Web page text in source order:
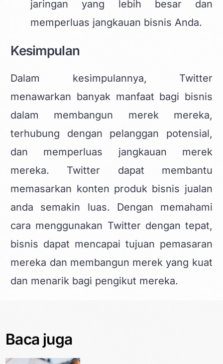
jaringan yang lebih besar dan
memperluas jangkauan bisnis Anda.
Kesimpulan
Dalam kesimpulannya, Twitter
menawarkan banyak manfaat bagi bisnis
dalam membangun merek mereka,
terhubung dengan pelanggan potensial,
dan memperluas jangkauan merek
mereka. Twitter dapat membantu
memasarkan konten produk bisnis jualan
anda semakin luas. Dengan memahami
cara menggunakan Twitter dengan tepat,
bisnis dapat mencapai tujuan pemasaran
mereka dan membangun merek yang kuat
dan menarik bagi pengikut mereka.
Baca juga